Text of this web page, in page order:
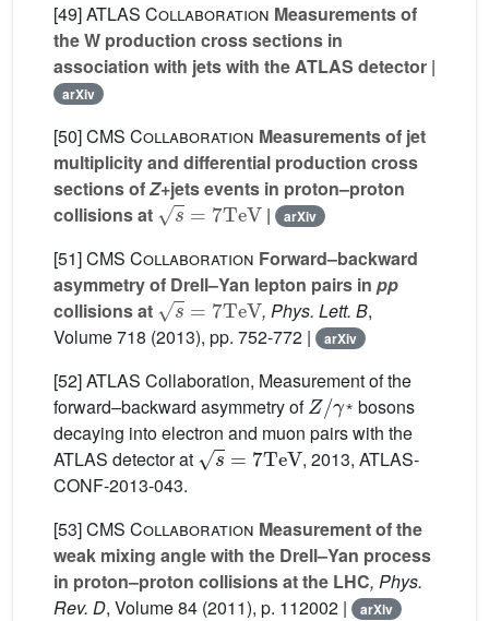
[49]ATLAS Collaboration Measurements of
the W production cross sections in
association with jets with the ATLAS detector |
arXiv
[50]CMS Collaboration Measurements of jet
multiplicity and differential production cross
sections ofZ+jets events in proton–proton
collisions at
s=7TeV
| arXiv
[51]CMS Collaboration Forward–backward
asymmetry of Drell–Yan lepton pairs in pp
collisions at
s =7TeV
, Phys. Lett. B,
Volume 718 (2013), pp. 752-772 | arXiv
[52] ATLAS Collaboration, Measurement of the
forward–backward asymmetry of
Z/γ⁎
bosons
decaying into electron and muon pairs with the
ATLAS detector at
s=7TeV
, 2013, ATLAS-
CONF-2013-043.
[53]CMS Collaboration Measurement of the
weak mixing angle with the Drell–Yan process
in proton–proton collisions at the LHC, Phys.
Rev. D, Volume 84 (2011), p. 112002 | arXiv